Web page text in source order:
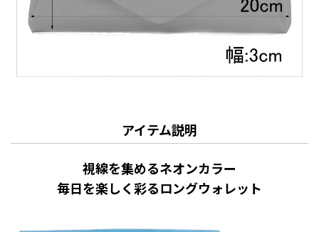
アイテム説明
視線を集めるネオンカラー
毎日を楽しく彩るロングウォレット